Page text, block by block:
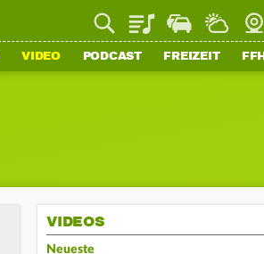
PlaylistStaupilotWetter
VIDEO PODCAST FREIZEIT
VIDEOS
Neueste